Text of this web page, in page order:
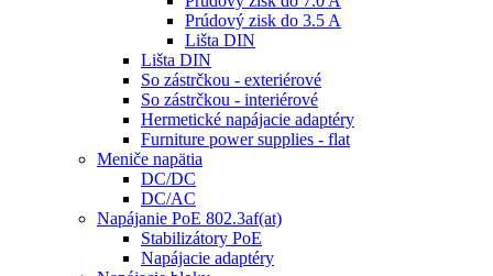
Prúdový zisk do 3.5 A
Lišta DIN
Lišta DIN
So zástrčkou - exteriérové
So zástrčkou - interiérové
Hermetické napájacie adaptéry
Furniture power supplies - flat
Meniče napätia
DC/DC
DC/AC
Napájanie PoE 802.3af(at)
Stabilizátory PoE
Napájacie adaptéry